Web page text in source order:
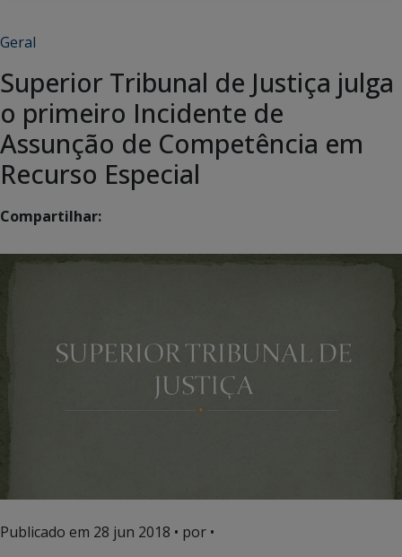
Geral
Superior Tribunal de Justiça julga
o primeiro Incidente de
Assunção de Competência em
Recurso Especial
Compartilhar:
Publicado em 28 jun 2018 • por •